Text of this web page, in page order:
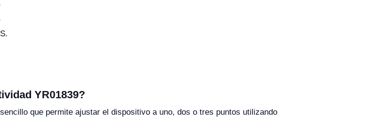
YR01839?
que permite ajustar el dispositivo a uno, dos o tres puntos utilizando